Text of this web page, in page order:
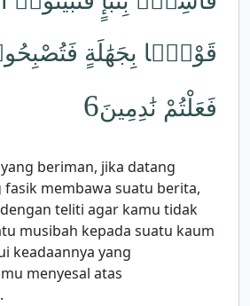
قَوْمًۢا بِجَهَٰلَةٍ
فَعَلْتُمْ نَٰدِمِينَ6
beriman, jika datang
membawa suatu berita,
teliti agar kamu tidak
musibah kepada suatu kaum
keadaannya yang
menyesal atas